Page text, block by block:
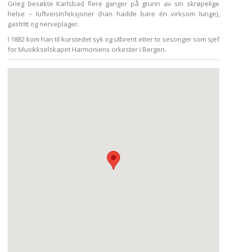
Grieg besøkte Karlsbad flere ganger på grunn av sin skrøpelige
helse – luftveisinfeksjoner (han hadde bare én virksom lunge),
gastritt og nerveplager.
I 1882 kom han til kurstedet syk og utbrent etter to sesonger som sjef
for Musikkselskapet Harmoniens orkester i Bergen.